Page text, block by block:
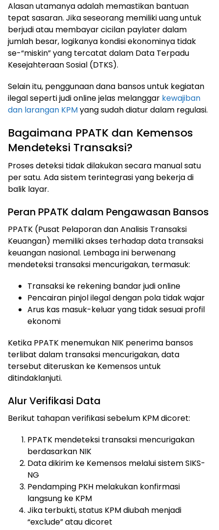
Alasan utamanya adalah memastikan bantuan
tepat sasaran. Jika seseorang memiliki uang untuk
berjudi atau membayar cicilan paylater dalam
jumlah besar, logikanya kondisi ekonominya tidak
se-“miskin” yang tercatat dalam Data Terpadu
Kesejahteraan Sosial (DTKS).
Selain itu, penggunaan dana bansos untuk kegiatan
ilegal seperti judi online jelas melanggar kewajiban
dan larangan KPMyang sudah diatur dalam regulasi.
Bagaimana PPATK dan Kemensos
Mendeteksi Transaksi?
Proses deteksi tidak dilakukan secara manual satu
per satu. Ada sistem terintegrasi yang bekerja di
balik layar.
Peran PPATK dalam Pengawasan Bansos
PPATK (Pusat Pelaporan dan Analisis Transaksi
Keuangan) memiliki akses terhadap data transaksi
keuangan nasional. Lembaga ini berwenang
mendeteksi transaksi mencurigakan, termasuk:
Transaksi ke rekening bandar judi online
Pencairan pinjol ilegal dengan pola tidak wajar
Arus kas masuk-keluar yang tidak sesuai profil
ekonomi
Ketika PPATK menemukan NIK penerima bansos
terlibat dalam transaksi mencurigakan, data
tersebut diteruskan ke Kemensos untuk
ditindaklanjuti.
Alur Verifikasi Data
Berikut tahapan verifikasi sebelum KPM dicoret:
PPATK mendeteksi transaksi mencurigakan
berdasarkan NIK
Data dikirim ke Kemensos melalui sistem SIKS-
NG
Pendamping PKH melakukan konfirmasi
langsung ke KPM
Jika terbukti, status KPM diubah menjadi
“exclude” atau dicoret